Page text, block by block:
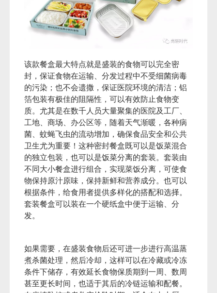
该款餐盒最大特点就是盛装的食物可以完全密
封，保证食物在运输、分发过程中不受细菌病毒
的污染；也不会遗撒，保证医院环境的清洁；铝
箔包装有极佳的阻隔性，可以有效防止食物变
质。尤其是在数千人员大量聚集的医院及工厂、
工地、商场、办公区等，随着天气渐暖，各种病
菌、蚊蝇飞虫的流动增加，确保食品安全和公共
卫生尤为重要！这种密封餐盒既可以是饭菜混合
的独立包装，也可以是饭菜分离的套装。套装由
不同大小餐盒进行组合，实现菜饭分离，可使食
物保持原汁原味，保持新鲜和营养成分。也可以
根据条件，给食用者提供多样化的搭配和选择。
套装餐盒可以装在一个硬纸盒中便于运输、分
发。
如果需要，在盛装食物后还可进一步进行高温蒸
煮杀菌处理，然后冷却，这样可以在冷藏或冷冻
条件下储存，有效延长食物保质期到一周、数周
甚至更长时间，也适于其后的冷链运输和配餐。